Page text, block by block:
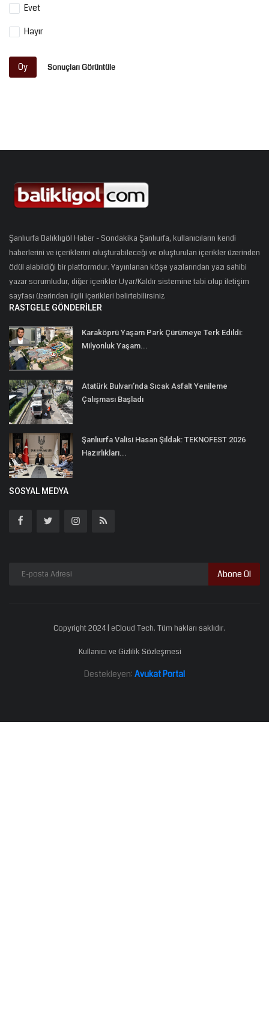
Evet
Hayır
Oy Sonuçları Görüntüle
Şanlıurfa Balıklıgöl Haber - Sondakika Şanlıurfa, kullanıcıların kendi
haberlerini ve içeriklerini oluşturabileceği ve oluşturulan içerikler üzerinden
ödül alabildiği bir platformdur. Yayınlanan köşe yazılarından yazı sahibi
yazar sorumludur, diğer içerikler Uyar/Kaldır sistemine tabi olup iletişim
sayfası üzerinden ilgili içerikleri belirtebilirsiniz.
RASTGELE GÖNDERILER
Karaköprü Yaşam Park Çürümeye Terk Edildi:
Milyonluk Yaşam...
Atatürk Bulvarı’nda Sıcak Asfalt Yenileme
Çalışması Başladı
Şanlıurfa Valisi Hasan Şıldak: TEKNOFEST 2026
Hazırlıkları...
SOSYAL MEDYA
Abone Ol
Copyright 2024 | eCloud Tech. Tüm hakları saklıdır.
Kullanıcı ve Gizlilik Sözleşmesi
Destekleyen: Avukat Portal